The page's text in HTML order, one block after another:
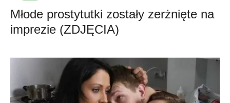
Młode prostytutki zostały zerżnięte na
imprezie (ZDJĘCIA)